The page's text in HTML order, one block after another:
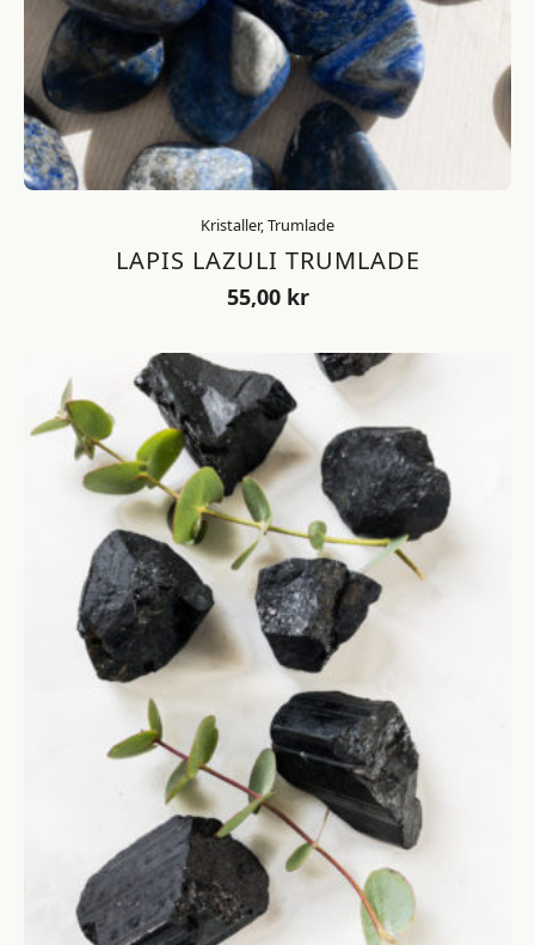
Kristaller, Trumlade
LAPIS LAZULI TRUMLADE
55,00 kr